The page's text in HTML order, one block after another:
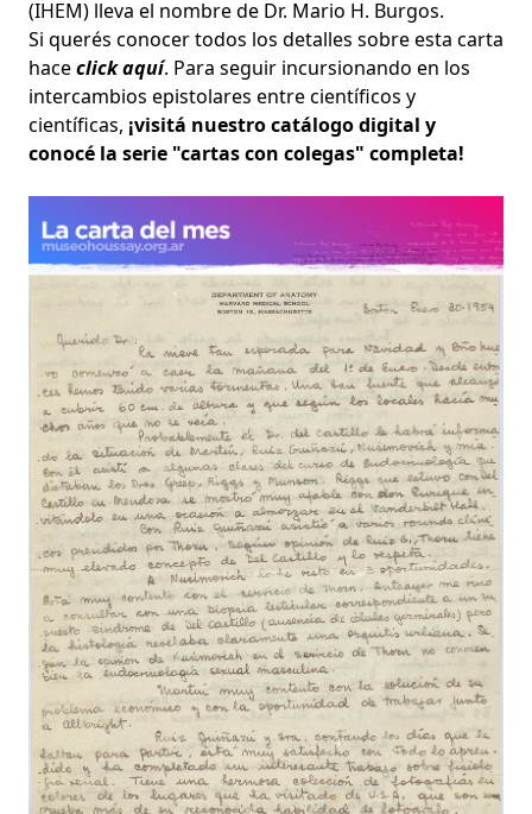
(IHEM) lleva el nombre de Dr. Mario H. Burgos.
Si querés conocer todos los detalles sobre esta carta
haceclick aquí. Para seguir incursionando en los
intercambios epistolares entre científicos y
científicas, ¡visitá nuestro catálogo digital y
conocé la serie "cartas con colegas" completa!